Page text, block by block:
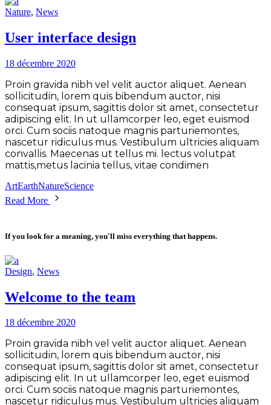
Nature, News
User interface design
18 décembre 2020
Proin gravida nibh vel velit auctor aliquet. Aenean
sollicitudin, lorem quis bibendum auctor, nisi
consequat ipsum, sagittis dolor sit amet, consectetur
adipiscing elit. In ut ullamcorper leo, eget euismod
orci. Cum sociis natoque magnis parturiemontes,
nascetur ridiculus mus. Vestibulum ultricies aliquam
convallis. Maecenas ut tellus mi. lectus volutpat
mattis,metus lacinia tellus, vitae condimen
ArtEarthNatureScience
Read More
If you look for a meaning, you'll miss everything that happens.
Design, News
Welcome to the team
18 décembre 2020
Proin gravida nibh vel velit auctor aliquet. Aenean
sollicitudin, lorem quis bibendum auctor, nisi
consequat ipsum, sagittis dolor sit amet, consectetur
adipiscing elit. In ut ullamcorper leo, eget euismod
orci. Cum sociis natoque magnis parturiemontes,
nascetur ridiculus mus. Vestibulum ultricies aliquam